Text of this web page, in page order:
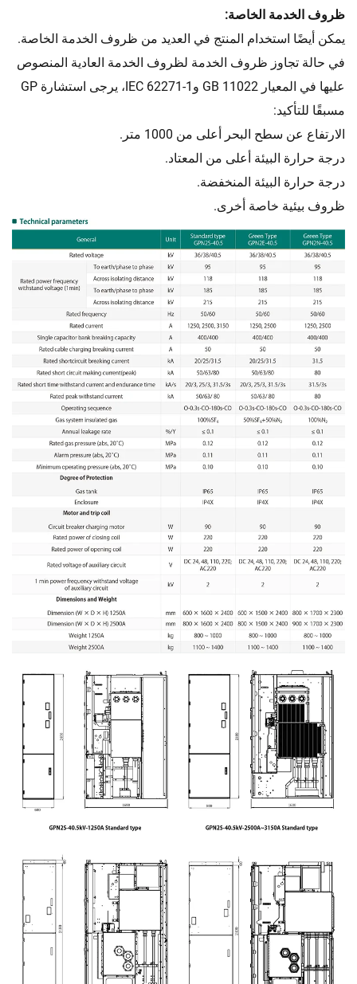
ظروف الخدمة الخاصة:
يمكن أيضًا استخدام المنتج في العديد من ظروف الخدمة الخاصة.
في حالة تجاوز ظروف الخدمة لظروف الخدمة العادية المنصوص
عليها في المعيار GB 11022 وIEC 62271-1، يرجى استشارة GP
مسبقًا للتأكيد:
الارتفاع عن سطح البحر أعلى من 1000 متر.
درجة حرارة البيئة أعلى من المعتاد.
درجة حرارة البيئة المنخفضة.
ظروف بيئية خاصة أخرى.